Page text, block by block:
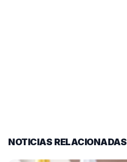
NOTICIAS RELACIONADAS